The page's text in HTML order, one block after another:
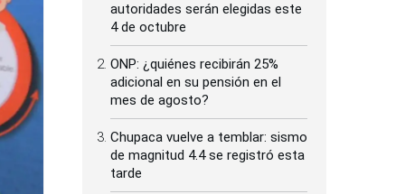
autoridades serán elegidas este
4 de octubre
ONP: ¿quiénes recibirán 25%
adicional en su pensión en el
mes de agosto?
Chupaca vuelve a temblar: sismo
de magnitud 4.4 se registró esta
tarde